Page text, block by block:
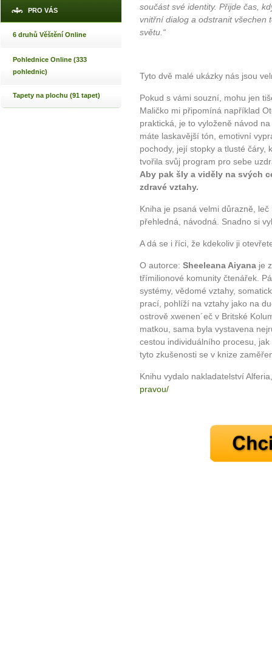
10 tipů
PRO VÁS
6 druhů Věštění Online
Pohlednice Online (333
pohlednic)
Tapety na plochu (91 tapet)
součást své identity. Přijde čas,
vnitřní dialog a odstranit všechen
světu.“
Tyto dvě malé ukázky nás jsou
Pokud s vámi souzní, mohu jen
Maličko mi připomíná například
praktická, je to vyloženě návod
máte laskavější tón, emotivní
pochody, její stopky a tlusté čáry,
tvořila svůj program pro sebe
Aby pak šly a viděly na svých
zdravé vztahy.
Kniha je psaná velmi důrazně,
přehledná, návodná. Snadno si
A dá se i říci, že kdekoliv ji
O autorce: Sheeleana Aiyana je
třímilionové komunity čtenářek.
systémy, vědomé vztahy,
prací, pohlíží na vztahy jako na
ostrově xwenen´eč v Britské
matkou, sama byla vystavena
cestou individuálního procesu,
tyto zkušenosti se v knize
Knihu vydalo nakladatelství
pravou/